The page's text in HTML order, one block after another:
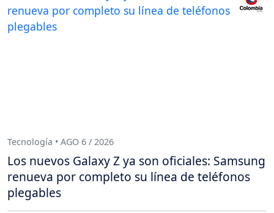
Tecnología • AGO 6 / 2026
Los nuevos Galaxy Z ya son oficiales: Samsung
renueva por completo su línea de teléfonos
plegables